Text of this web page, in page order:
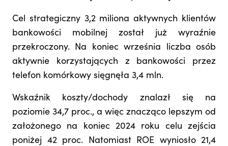
Cel strategiczny 3,2 miliona aktywnych klientów
bankowości mobilnej został już wyraźnie
przekroczony. Na koniec września liczba osób
aktywnie korzystających z bankowości przez
telefon komórkowy sięgnęła 3,4 mln.
Wskaźnik koszty/dochody znalazł się na
poziomie 34,7 proc., a więc znacząco lepszym od
założonego na koniec 2024 roku celu zejścia
poniżej 42 proc. Natomiast ROE wyniosło 21,4